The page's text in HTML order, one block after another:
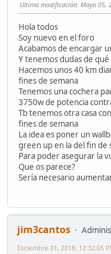
Ultima modificación: Mayo 05,
Hola todos
Soy nuevo en el foro
Acabamos de encargar
Y tenemos dudas de
Hacemos unos 40 km
fines de semana
Tenemos una cochera
3750w de potencia
Tb tenemos otra casa
fines de semana
La idea es poner un
green up en la del fin de
Para poder asegurar la
Que os parece?
Sería necesario
jim3cantos
Diciembre 01, 2018, 12:32:05